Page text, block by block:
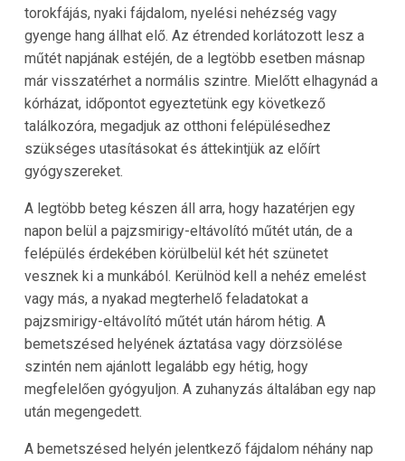
torokfájás, nyaki fájdalom, nyelési nehézség vagy
gyenge hang állhat elő. Az étrended korlátozott lesz a
műtét napjának estéjén, de a legtöbb esetben másnap
már visszatérhet a normális szintre. Mielőtt elhagynád a
kórházat, időpontot egyeztetünk egy következő
találkozóra, megadjuk az otthoni felépülésedhez
szükséges utasításokat és áttekintjük az előírt
gyógyszereket.
A legtöbb beteg készen áll arra, hogy hazatérjen egy
napon belül a pajzsmirigy-eltávolító műtét után, de a
felépülés érdekében körülbelül két hét szünetet
vesznek ki a munkából. Kerülnöd kell a nehéz emelést
vagy más, a nyakad megterhelő feladatokat a
pajzsmirigy-eltávolító műtét után három hétig. A
bemetszésed helyének áztatása vagy dörzsölése
szintén nem ajánlott legalább egy hétig, hogy
megfelelően gyógyuljon. A zuhanyzás általában egy nap
után megengedett.
A bemetszésed helyén jelentkező fájdalom néhány nap